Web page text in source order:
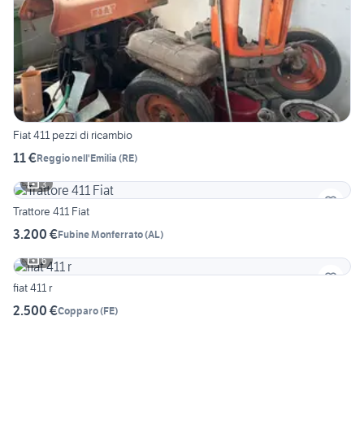
Fiat 411 pezzi di ricambio
11 €Reggio nell'Emilia (RE)
3
Trattore 411 Fiat
3.200 €Fubine Monferrato(AL)
6
fiat 411 r
2.500 €Copparo(FE)